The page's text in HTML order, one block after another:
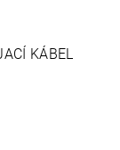
KÁBEL